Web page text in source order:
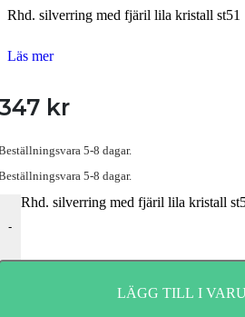
Rhd. silverring med fjäril lila kristall st51
Läs mer
kr
5-8 dagar.
5-8 dagar.
-
Rhd. silverring med fjäril lila kristall
LÄGG TILL I